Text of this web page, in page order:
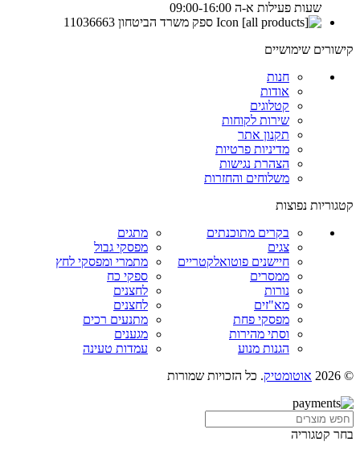
שעות פעילות א-ה 09:00-16:00
ספק משרד הביטחון 11036663
קישורים שימושיים
חנות
אודות
קטלוגים
שירות לקוחות
תקנון אתר
מדיניות פרטיות
הצהרת נגישות
משלוחים והחזרות
קטגוריות נפוצות
בקרים מתוכנתים
מתגים
צגים
מפסקי גבול
חיישנים פוטואלקטריים
מתמרי ומפסקי לחץ
ממסרים
ספקי כח
נורות
לחצנים
מא"זים
לחצנים
מפסקי פחת
מתנעים רכים
וסתי מהירות
מגענים
הגנות מנוע
עמדות טעינה
© 2026
אוטומטיק. כל הזכויות שמורות
בחר קטגוריה